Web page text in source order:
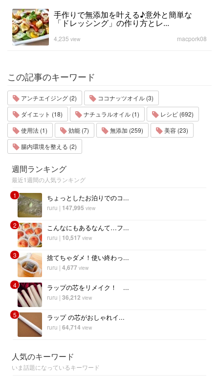
手作りで無添加を叶える♪意外と簡単な
「ドレッシング」の作り方とレ...
macpork08
4,235 view
この記事のキーワード
アンチエイジング (2)
ココナッツオイル (3)
ダイエット (18)
ナチュラルオイル (1)
レシピ (692)
使用法 (1)
効能 (7) 無添加 (259)
美容 (23)
腸内環境を整える (2)
週間ランキング
最近1週間の人気ランキング
1
ちょっとしたお泊りでのコ...
ruru | 147,995 view
2 こんなにもあるなんて…フ...
ruru | 10,517 view
3 捨てちゃダメ！使い終わっ...
ruru | 4,677 view
4 ラップの芯をリメイク！ ...
ruru | 36,212 view
5 ラップ の芯がおしゃれイ...
ruru | 64,714 view
人気のキーワード
いま話題になっているキーワード